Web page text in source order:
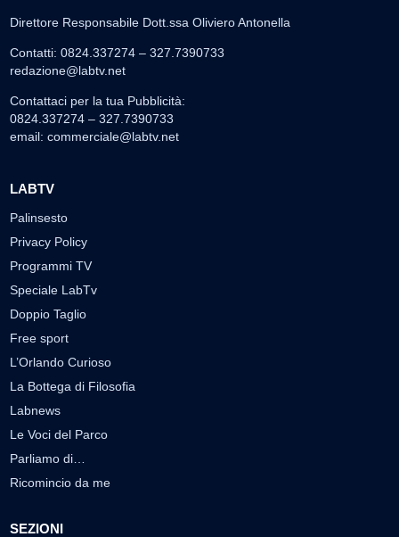
Direttore Responsabile Dott.ssa Oliviero Antonella
Contatti: 0824.337274 – 327.7390733
redazione@labtv.net
Contattaci per la tua Pubblicità:
0824.337274 – 327.7390733
email: commerciale@labtv.net
LABTV
Palinsesto
Privacy Policy
Programmi TV
Speciale LabTv
Doppio Taglio
Free sport
L’Orlando Curioso
La Bottega di Filosofia
Labnews
Le Voci del Parco
Parliamo di…
Ricomincio da me
SEZIONI